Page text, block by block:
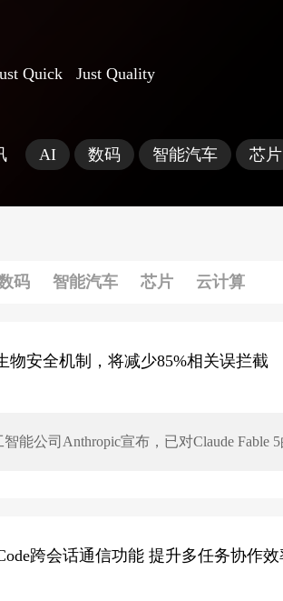
Quick Just Quality
AI 数码 智能汽车 芯片
码 智能汽车 芯片 云计算
物安全机制，将减少85%相关误拦截
能公司Anthropic宣布，已对Claude
跨会话通信功能 提升多任务协作效